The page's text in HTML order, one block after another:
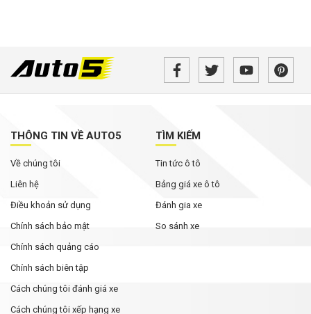
THÔNG TIN VỀ AUTO5
Về chúng tôi
Liên hệ
Điều khoản sử dụng
Chính sách bảo mật
Chính sách quảng cáo
Chính sách biên tập
Cách chúng tôi đánh giá xe
Cách chúng tôi xếp hạng xe
TÌM KIẾM
Tin tức ô tô
Bảng giá xe ô tô
Đánh gia xe
So sánh xe